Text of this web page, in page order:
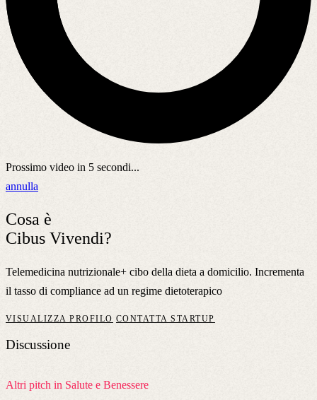
Prossimo video in 5 secondi...
annulla
Cosa è
Cibus Vivendi?
Telemedicina nutrizionale+ cibo della dieta a domicilio. Incrementa
il tasso di compliance ad un regime dietoterapico
VISUALIZZA PROFILO CONTATTA STARTUP
Discussione
Altri pitch in Salute e Benessere